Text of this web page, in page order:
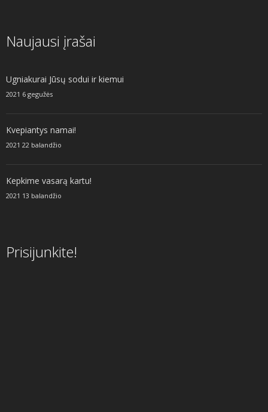
Naujausi įrašai
Ugniakurai Jūsų sodui ir kiemui
2021 6 gegužės
Kvepiantys namai!
2021 22 balandžio
Kepkime vasarą kartu!
2021 13 balandžio
Prisijunkite!